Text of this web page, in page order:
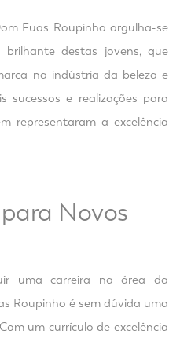
Fuas Roupinho orgulha-se
destas jovens, que
na indústria da beleza e
sucessos e realizações para
representaram a excelência
Novos
uma carreira na área da
Roupinho é sem dúvida uma
um currículo de excelência